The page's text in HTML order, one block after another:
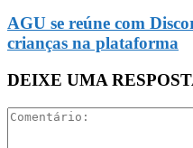
AGU se reúne com
crianças na plataforma
DEIXE UMA